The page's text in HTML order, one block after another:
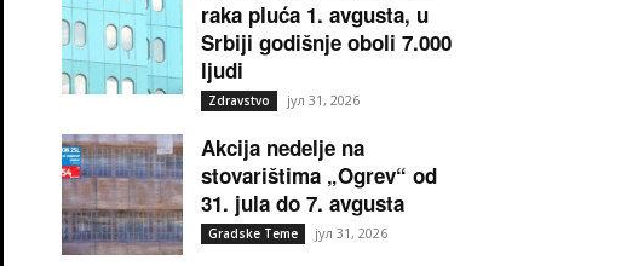
raka pluća 1. avgusta, u
Srbiji godišnje oboli 7.000
ljudi
Zdravstvo јул 31, 2026
Akcija nedelje na
stovarištima „Ogrev“ od
31. jula do 7. avgusta
Gradske Teme јул 31, 2026